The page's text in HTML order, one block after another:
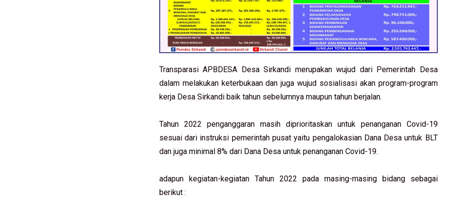
Transparasi APBDESA Desa Sirkandi merupakan wujud dari Pemerintah Desa
dalam melakukan keterbukaan dan juga wujud sosialisasi akan program-program
kerja Desa Sirkandi baik tahun sebelumnya maupun tahun berjalan.
Tahun 2022 penganggaran masih diprioritaskan untuk penanganan Covid-19
sesuai dari instruksi pemerintah pusat yaitu pengalokasian Dana Desa untuk BLT
dan juga minimal 8% dari Dana Desa untuk penanganan Covid-19.
adapun kegiatan-kegiatan Tahun 2022 pada masing-masing bidang sebagai
berikut :